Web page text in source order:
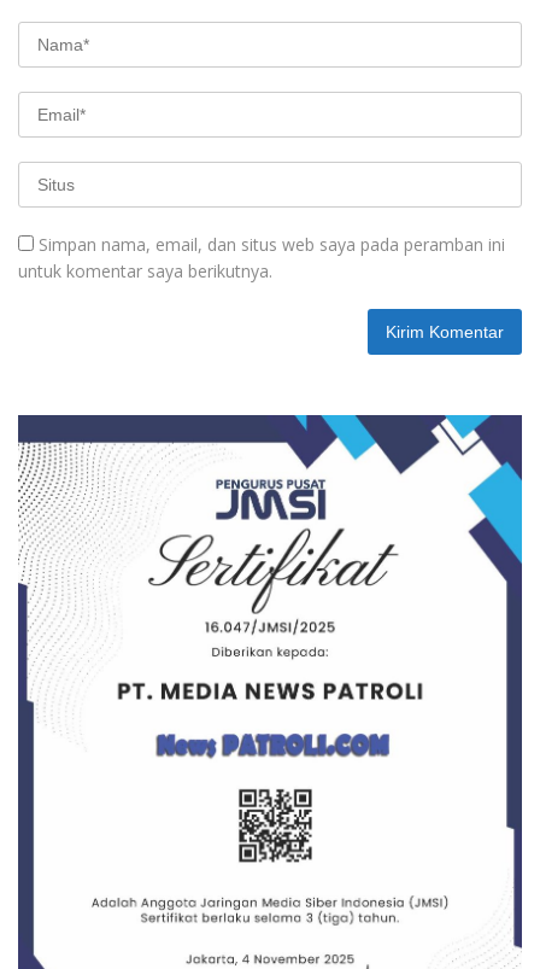
Simpan nama, email, dan situs web saya pada peramban ini
untuk komentar saya berikutnya.